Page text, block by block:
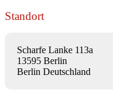
Standort
Scharfe Lanke 113a
13595 Berlin
Berlin Deutschland